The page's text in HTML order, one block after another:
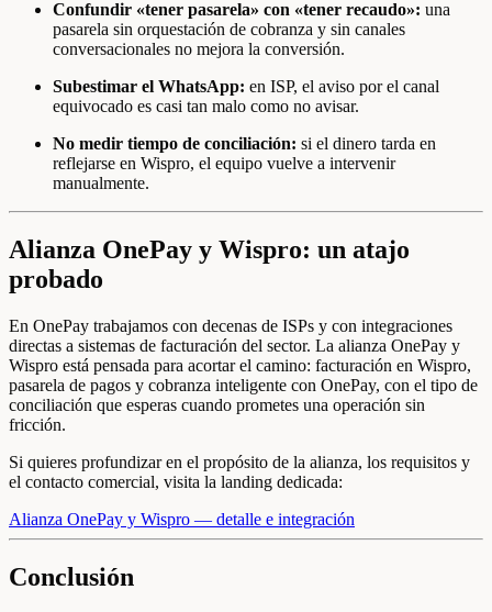
Confundir «tener pasarela» con «tener recaudo»: una
pasarela sin orquestación de cobranza y sin canales
conversacionales no mejora la conversión.
Subestimar el WhatsApp: en ISP, el aviso por el canal
equivocado es casi tan malo como no avisar.
No medir tiempo de conciliación: si el dinero tarda en
reflejarse en Wispro, el equipo vuelve a intervenir
manualmente.
Alianza OnePay y Wispro: un atajo
probado
En OnePay trabajamos con decenas de ISPs y con integraciones
directas a sistemas de facturación del sector. La alianza OnePay y
Wispro está pensada para acortar el camino: facturación en Wispro,
pasarela de pagos y cobranza inteligente con OnePay, con el tipo de
conciliación que esperas cuando prometes una operación sin
fricción.
Si quieres profundizar en el propósito de la alianza, los requisitos y
el contacto comercial, visita la landing dedicada:
Alianza OnePay y Wispro — detalle e integración
Conclusión